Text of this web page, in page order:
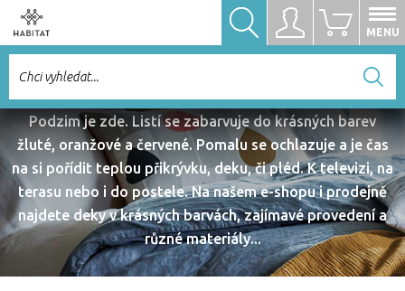
Přihlásit se
Chci vyhledat...
Podzim je zde. Listí se zabarvuje do krásných barev
žluté, oranžové a červené. Pomalu se ochlazuje a je čas
na si pořídit teplou přikrývku, deku, či pléd. K televizi, na
terasu nebo i do postele. Na našem e-shopu i prodejně
najdete deky v krásných barvách, zajímavé provedení a
různé materiály...
0
MENU
Hledat